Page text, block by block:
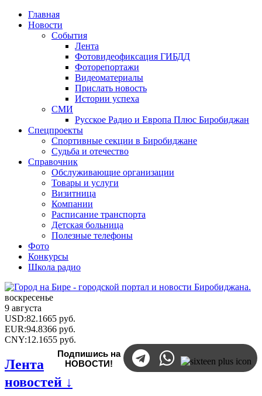
Главная
Новости
События
Лента
Фотовидеофиксация ГИБДД
Фоторепортажи
Видеоматериалы
Прислать новость
Истории успеха
СМИ
Русское Радио и Европа Плюс Биробиджан
Спецпроекты
Спортивные секции в Биробиджане
Судьба и отечество
Справочник
Обслуживающие организации
Товары и услуги
Визитница
Компании
Расписание транспорта
Детская больница
Полезные телефоны
Фото
Конкурсы
Школа радио
воскресенье
9 августа
USD:82.1665 руб.
EUR:94.8366 руб.
CNY:12.1655 руб.
Подпишись на
НОВОСТИ!
Лента
новостей ↓